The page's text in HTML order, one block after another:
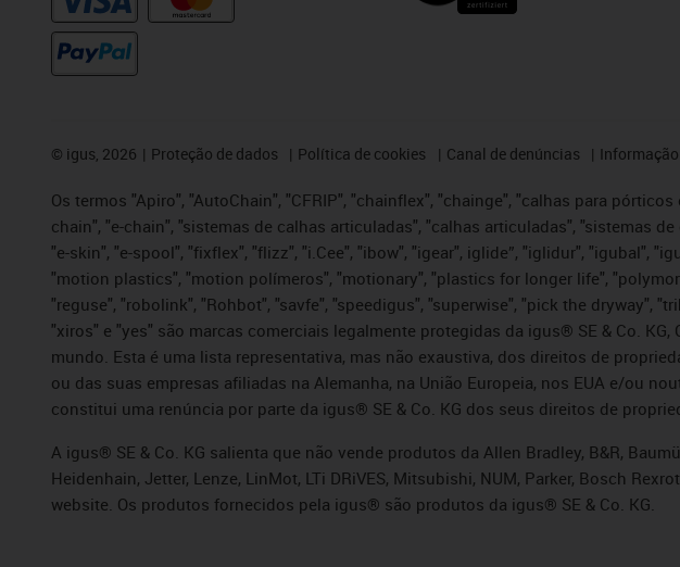
© igus, 2026 Proteção de dados Política de cookies Canal de denúncias
Os termos "Apiro", "AutoChain", "CFRIP", "chainflex", "chainge", "calhas para
chain", "e-chain", "sistemas de calhas articuladas", "calhas articuladas", "sistemas
"e-skin", "e-spool", "fixflex", "flizz", "i.Cee", "ibow", "igear", iglide”, "iglidur", "igubal",
"motion plastics", "motion polímeros", "motionary", "plastics for longer life",
"reguse", "robolink", "Rohbot", "savfe", "speedigus", "superwise", "pick the dryway",
"xiros" e "yes" são marcas comerciais legalmente protegidas da igus® SE & Co.
mundo. Esta é uma lista representativa, mas não exaustiva, dos direitos de
ou das suas empresas afiliadas na Alemanha, na União Europeia, nos EUA e/ou
constitui uma renúncia por parte da igus® SE & Co. KG dos seus direitos de
A igus® SE & Co. KG salienta que não vende produtos da Allen Bradley, B&R,
Heidenhain, Jetter, Lenze, LinMot, LTi DRiVES, Mitsubishi, NUM, Parker, Bosch
website. Os produtos fornecidos pela igus® são produtos da igus® SE & Co. KG.